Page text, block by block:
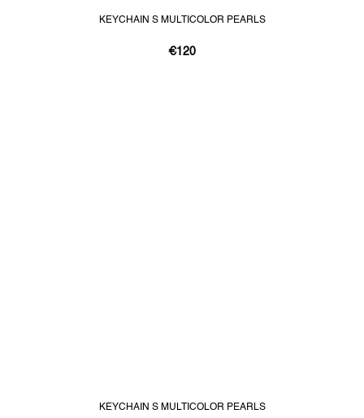
KEYCHAIN S MULTICOLOR PEARLS
€120
KEYCHAIN S MULTICOLOR PEARLS